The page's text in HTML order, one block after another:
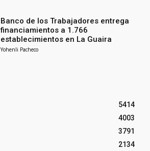
Banco de los Trabajadores entrega
financiamientos a 1.766
establecimientos en La Guaira
Yohenli Pacheco
5414
4003
3791
2134